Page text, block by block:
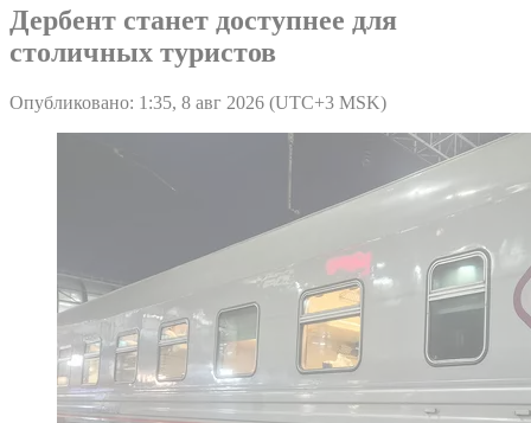
Дербент станет доступнее для
столичных туристов
Опубликовано: 1:35, 8 авг 2026 (UTC+3 MSK)